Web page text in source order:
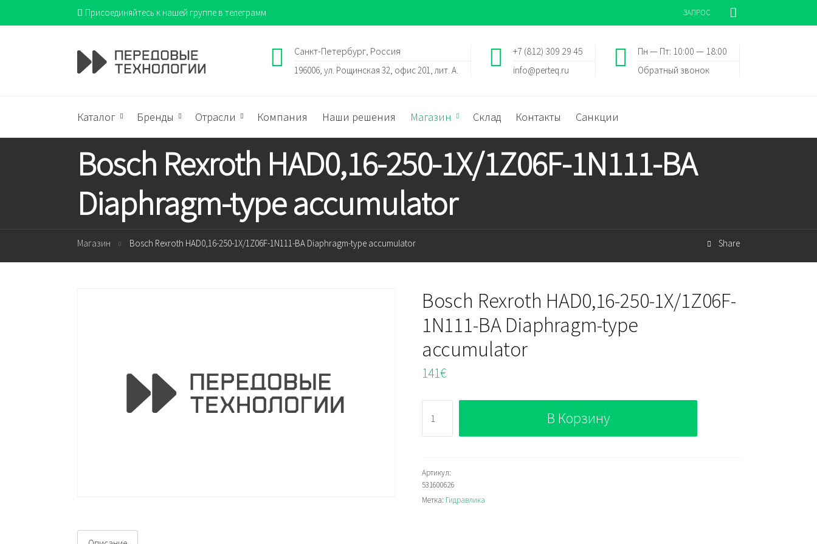
Присоединяйтесь к нашей группе в телеграмм ЗАПРОС
Пн — Пт: 10:00 — 18:00
Обратный звонок
+7 (812) 309 29 45
info@perteq.ru
Санкт-Петербург, Россия
196006, ул. Рощинская 32, офис 201, лит. А.
Каталог Бренды Отрасли Компания Наши решения Магазин Склад Контакты Санкции
Bosch Rexroth HAD0,16-250-1X/1Z06F-1N111-BA
Diaphragm-type accumulator
Магазин Bosch Rexroth HAD0,16-250-1X/1Z06F-1N111-BA Diaphragm-type accumulator Share
Bosch Rexroth HAD0,16-250-1X/1Z06F-
1N111-BA Diaphragm-type
accumulator
141€
Bosch
Rexroth
HAD0,16-
250-
1X/1Z06F-
1N111-
В Корзину
Артикул:
531600626
Метка: Гидравлика